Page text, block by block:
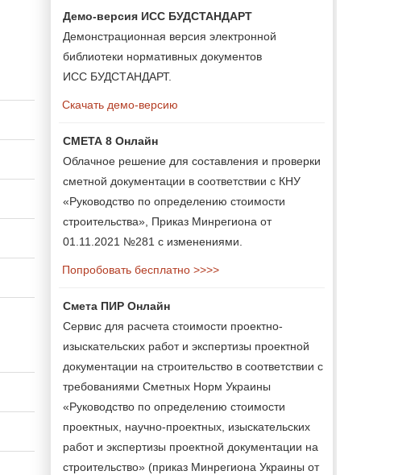
Демо-версия ИСС БУДСТАНДАРТ
Демонстрационная версия электронной
библиотеки нормативных документов
ИСС БУДСТАНДАРТ.
Скачать демо-версию
СМЕТА 8 Онлайн
Облачное решение для составления и проверки
сметной документации в соответствии с КНУ
«Руководство по определению стоимости
строительства», Приказ Минрегиона от
01.11.2021 №281 с изменениями.
Попробовать бесплатно >>>>
Смета ПИР Онлайн
Сервис для расчета стоимости проектно-
изыскательских работ и экспертизы проектной
документации на строительство в соответствии с
требованиями Сметных Норм Украины
«Руководство по определению стоимости
проектных, научно-проектных, изыскательских
работ и экспертизы проектной документации на
строительство» (приказ Минрегиона Украины от